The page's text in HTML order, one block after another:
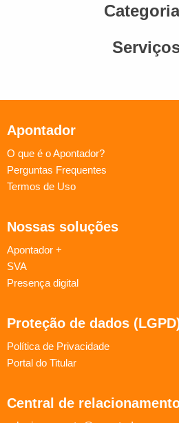
Apontador
O que é o Apontador?
Perguntas Frequentes
Termos de Uso
Nossas soluções
Apontador +
SVA
Presença digital
Proteção de dados
Política de Privacidade
Portal do Titular
Central de